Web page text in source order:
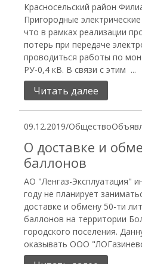
Красносельский район
Пригородные
что в рамках реализации
потерь при передаче
проводиться работы по
РУ-0,4 кВ. В связи с этим ...
Читать далее
09.12.2019/Общество
О доставке и
баллонов
АО "Ленгаз-Эксплуатация"
году не планирует
доставке и обмену 50-ти
баллонов на территории
городского поселения.
оказывать ООО